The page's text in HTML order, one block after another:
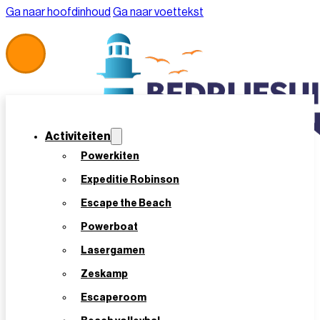
Ga naar hoofdinhoud Ga naar voettekst
Activiteiten
Powerkiten
Expeditie Robinson
Escape the Beach
Powerboat
Lasergamen
Zeskamp
Escaperoom
Offerte Aanvragen